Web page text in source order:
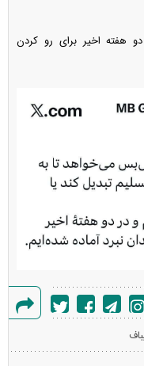
هفته اخیر برای رو کردن